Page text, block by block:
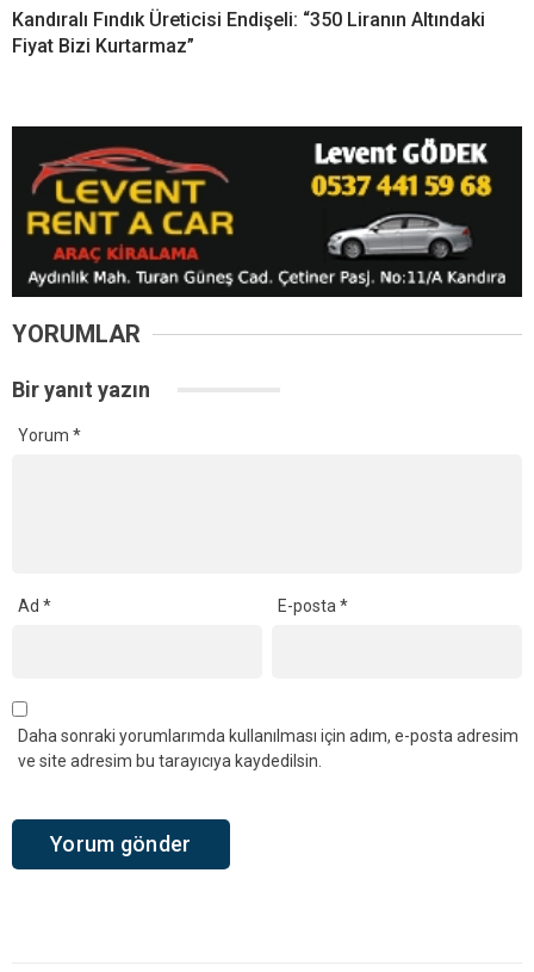
Kandıralı Fındık Üreticisi Endişeli: “350 Liranın Altındaki
Fiyat Bizi Kurtarmaz”
YORUMLAR
Bir yanıt yazın
Yorum *
Ad * E-posta*
Daha sonraki yorumlarımda kullanılması için adım, e-posta adresim
ve site adresim bu tarayıcıya kaydedilsin.